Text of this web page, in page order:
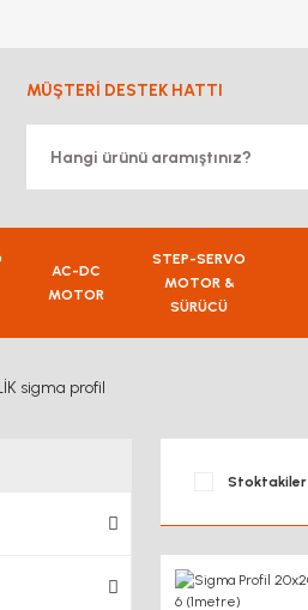
MÜŞTERİ DESTEK HATTI
AC-DC
MOTOR
STEP-SERVO
MOTOR &
SÜRÜCÜ
sigma profil
Stoktakiler